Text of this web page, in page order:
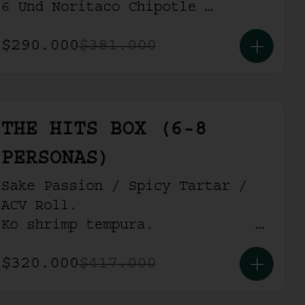
6 Und Noritaco Chipotle
$290.000$381.000
THE HITS BOX (6-8
PERSONAS)
Sake Passion / Spicy Tartar /
ACV Roll.
Ko shrimp tempura.
Tartare.
4 Und Noritaco Chilli Crab.
$320.000$417.000